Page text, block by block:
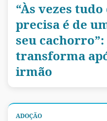
“Às vezes
precisa é de
seu cachorro”:
transforma
irmão
ADOÇÃO